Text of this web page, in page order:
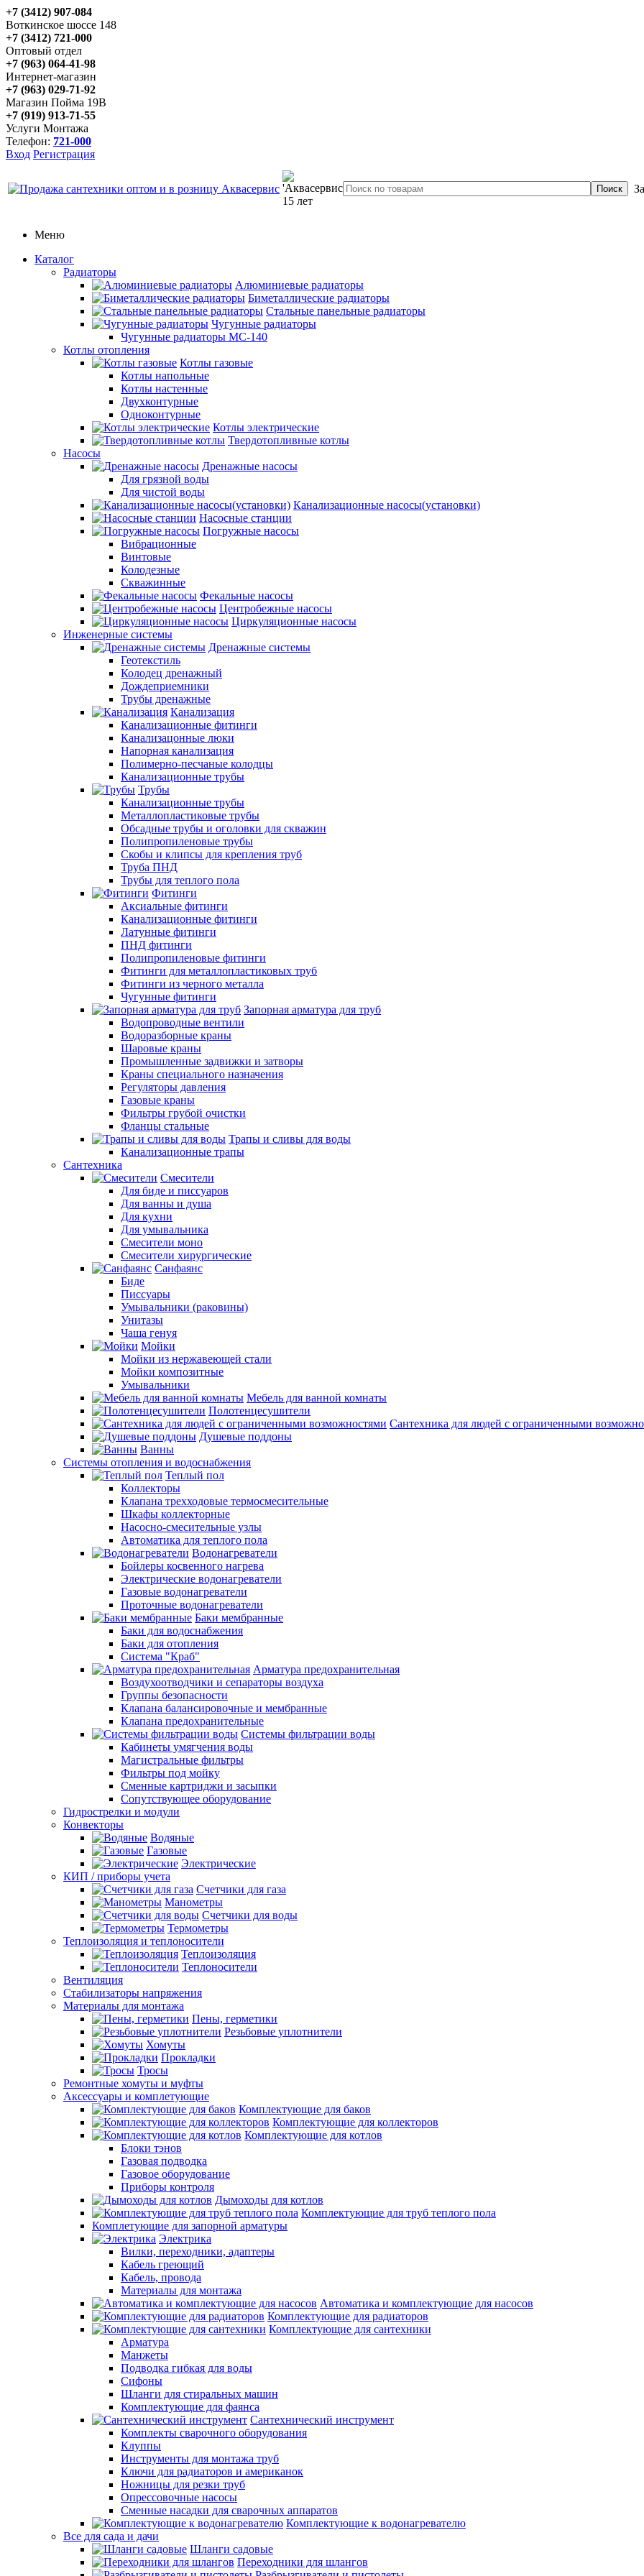
+7 (3412) 907-084
Воткинское шоссе 148
+7 (3412) 721-000
Оптовый отдел
+7 (963) 064-41-98
Интернет-магазин
+7 (963) 029-71-92
Магазин Пойма 19В
+7 (919) 913-71-55
Услуги Монтажа
Телефон: 721-000
Вход Регистрация
Меню
Каталог
Радиаторы
Алюминиевые радиаторы
Биметаллические радиаторы
Стальные панельные радиаторы
Чугунные радиаторы
Чугунные радиаторы МС-140
Котлы отопления
Котлы газовые
Котлы напольные
Котлы настенные
Двухконтурные
Одноконтурные
Котлы электрические
Твердотопливные котлы
Насосы
Дренажные насосы
Для грязной воды
Для чистой воды
Канализационные насосы(установки)
Насосные станции
Погружные насосы
Вибрационные
Винтовые
Колодезные
Скважинные
Фекальные насосы
Центробежные насосы
Циркуляционные насосы
Инженерные системы
Дренажные системы
Геотекстиль
Колодец дренажный
Дождеприемники
Трубы дренажные
Канализация
Канализационные фитинги
Канализацонные люки
Напорная канализация
Полимерно-песчаные колодцы
Канализационные трубы
Трубы
Канализационные трубы
Металлопластиковые трубы
Обсадные трубы и оголовки для скважин
Полипропиленовые трубы
Скобы и клипсы для крепления труб
Труба ПНД
Трубы для теплого пола
Фитинги
Аксиальные фитинги
Канализационные фитинги
Латунные фитинги
ПНД фитинги
Полипропиленовые фитинги
Фитинги для металлопластиковых труб
Фитинги из черного металла
Чугунные фитинги
Запорная арматура для труб
Водопроводные вентили
Водоразборные краны
Шаровые краны
Промышленные задвижки и затворы
Краны специального назначения
Регуляторы давления
Газовые краны
Фильтры грубой очистки
Фланцы стальные
Трапы и сливы для воды
Канализационные трапы
Сантехника
Смесители
Для биде и писсуаров
Для ванны и душа
Для кухни
Для умывальника
Смесители моно
Смесители хирургические
Санфаянс
Биде
Писсуары
Умывальники (раковины)
Унитазы
Чаша генуя
Мойки
Мойки из нержавеющей стали
Мойки композитные
Умывальники
Мебель для ванной комнаты
Полотенцесушители
Сантехника для людей с ограниченными
Душевые поддоны
Ванны
Системы отопления и водоснабжения
Теплый пол
Коллекторы
Клапана трехходовые термосмесительные
Шкафы коллекторные
Насосно-смесительные узлы
Автоматика для теплого пола
Водонагреватели
Бойлеры косвенного нагрева
Электрические водонагреватели
Газовые водонагреватели
Проточные водонагреватели
Баки мембранные
Баки для водоснабжения
Баки для отопления
Система "Краб"
Арматура предохранительная
Воздухоотводчики и сепараторы воздуха
Группы безопасности
Клапана балансировочные и мембранные
Клапана предохранительные
Системы фильтрации воды
Кабинеты умягчения воды
Магистральные фильтры
Фильтры под мойку
Сменные картриджи и засыпки
Сопутствующее оборудование
Гидрострелки и модули
Конвекторы
Водяные
Газовые
Электрические
КИП / приборы учета
Счетчики для газа
Манометры
Счетчики для воды
Термометры
Теплоизоляция и теплоносители
Теплоизоляция
Теплоносители
Вентиляция
Стабилизаторы напряжения
Материалы для монтажа
Пены, герметики
Резьбовые уплотнители
Хомуты
Прокладки
Тросы
Ремонтные хомуты и муфты
Аксессуары и комплетующие
Комплектующие для баков
Комплектующие для коллекторов
Комплектующие для котлов
Блоки тэнов
Газовая подводка
Газовое оборудование
Приборы контроля
Дымоходы для котлов
Комплектующие для труб теплого пола
Комплетующие для запорной арматуры
Электрика
Вилки, переходники, адаптеры
Кабель греющий
Кабель, провода
Материалы для монтажа
Автоматика и комплектующие для насосов
Комплектующие для радиаторов
Комплектующие для сантехники
Арматура
Манжеты
Подводка гибкая для воды
Сифоны
Шланги для стиральных машин
Комплектующие для фаянса
Сантехнический инструмент
Комплекты сварочного оборудования
Клуппы
Инструменты для монтажа труб
Ключи для радиаторов и американок
Ножницы для резки труб
Опрессовочные насосы
Сменные насадки для сварочных аппаратов
Комплектующие к водонагревателю
Все для сада и дачи
Шланги садовые
Переходники для шлангов